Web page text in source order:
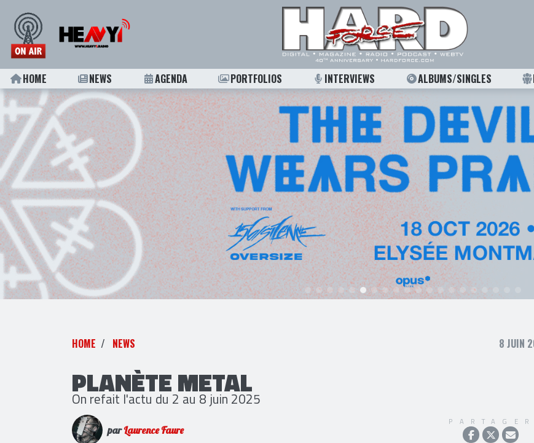
HOME NEWS AGENDA PORTFOLIOS INTERVIEWS ALBUMS/SINGLES
HOME NEWS 8 JUIN
PLANÈTE METAL
On refait l'actu du 2 au 8 juin 2025
parLaurence Faure
PARTAGER